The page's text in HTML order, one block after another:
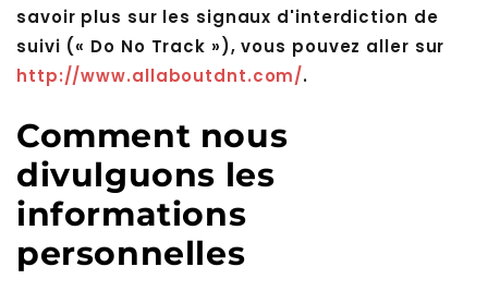
savoir plus sur les signaux d'interdiction de
suivi (« Do No Track »), vous pouvez aller sur
http://www.allaboutdnt.com/.
Comment nous
divulguons les
informations
personnelles